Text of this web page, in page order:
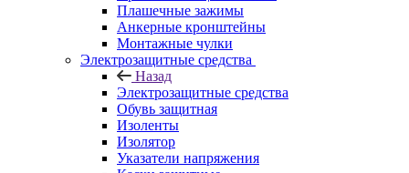
Плашечные зажимы
Анкерные кронштейны
Монтажные чулки
Электрозащитные средства
Назад
Электрозащитные средства
Обувь защитная
Изоленты
Изолятор
Указатели напряжения